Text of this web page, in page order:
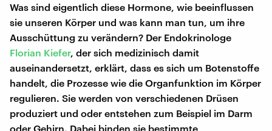
Was sind eigentlich diese Hormone, wie beeinflussen
sie unseren Körper und was kann man tun, um ihre
Ausschüttung zu verändern? Der Endokrinologe
Florian Kiefer, der sich medizinisch damit
auseinandersetzt, erklärt, dass es sich um Botenstoffe
handelt, die Prozesse wie die Organfunktion im Körper
regulieren. Sie werden von verschiedenen Drüsen
produziert und oder entstehen zum Beispiel im Darm
oder Gehirn. Dabei binden sie bestimmte